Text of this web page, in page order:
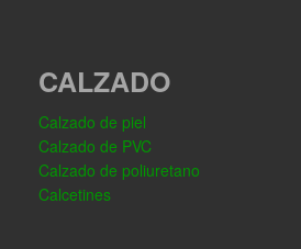
CALZADO
Calzado de piel
Calzado de PVC
Calzado de poliuretano
Calcetines